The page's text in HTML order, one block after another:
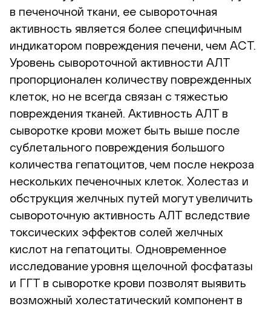
в печеночной ткани, ее сывороточная
активность является более специфичным
индикатором повреждения печени, чем АСТ.
Уровень сывороточной активности АЛТ
пропорционален количеству поврежденных
клеток, но не всегда связан с тяжестью
повреждения тканей. Активность АЛТ в
сыворотке крови может быть выше после
сублетального повреждения большого
количества гепатоцитов, чем после некроза
нескольких печеночных клеток. Холестаз и
обструкция желчных путей могут увеличить
сывороточную активность АЛТ вследствие
токсических эффектов солей желчных
кислот на гепатоциты. Одновременное
исследование уровня щелочной фосфатазы
и ГГТ в сыворотке крови позволят выявить
возможный холестатический компонент в